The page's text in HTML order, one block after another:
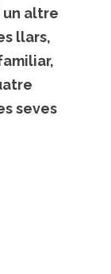
un altre
llars,
seves